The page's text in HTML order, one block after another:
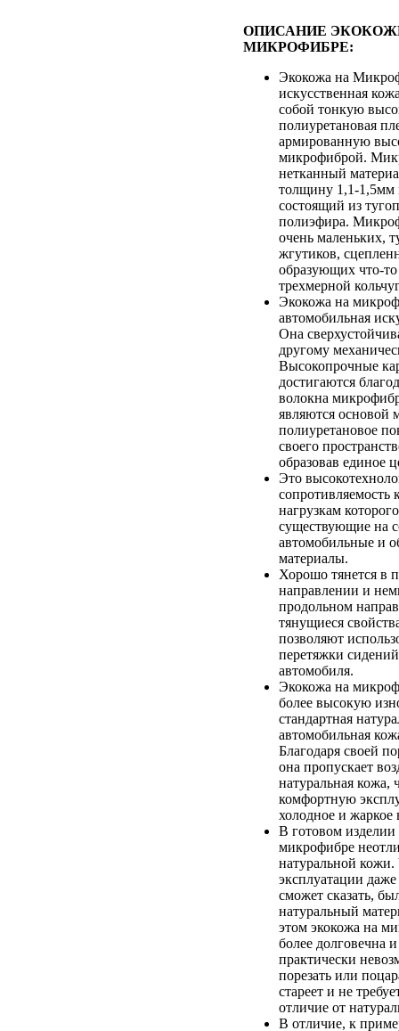
ОПИСАНИЕ
МИКРОФИБРЕ:
Экокожа на
искусственная
собой тонкую
полиуретановая
армированную
микрофиброй.
нетканный
толщину 1,1-1,5мм
состоящий из
полиэфира.
очень маленьких,
жгутиков,
образующих что-
трехмерной
Экокожа на
автомобильная
Она
другому
Высокопрочные
достигаются
волокна
являются основой
полиуретановое
своего
образовав единое
Это
сопротивляемость
нагрузкам
существующие на
автомобильные и
материалы.
Хорошо тянется в
направлении и
продольном
тянущиеся
позволяют
перетяжки
автомобиля.
Экокожа на
более высокую
стандартная
автомобильная
Благодаря своей
она пропускает
натуральная кожа,
комфортную
холодное и жаркое
В готовом изделии
микрофибре
натуральной кожи.
эксплуатации
сможет сказать,
натуральный
этом экокожа на
более долговечна
практически
порезать или
стареет и не
отличие от
В отличие, к